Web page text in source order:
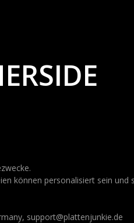
können personalisiert sein
support@plattenjunkie.de